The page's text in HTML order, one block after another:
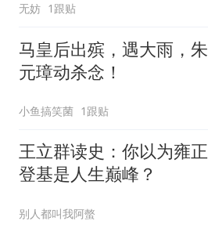
无妨 1跟贴
马皇后出殡，遇大雨，朱
元璋动杀念！
小鱼搞笑菌 1跟贴
王立群读史：你以为雍正
登基是人生巅峰？
别人都叫我阿螫